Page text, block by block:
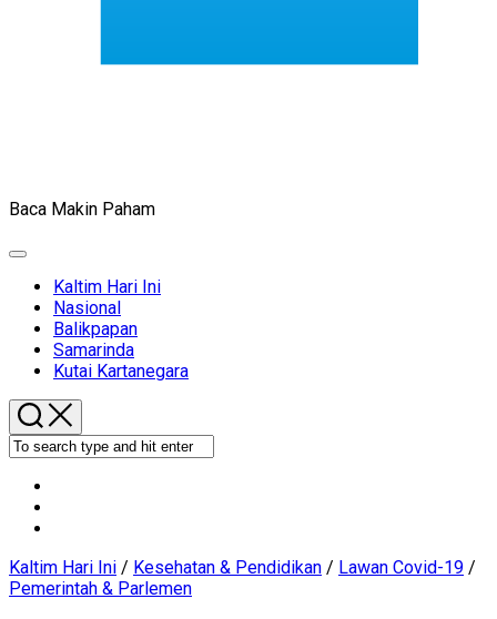
Baca Makin Paham
Expand
Current
Page
Parent
Kaltim Hari Ini
Nasional
Balikpapan
Samarinda
Kutai Kartanegara
Kaltim Hari Ini / Kesehatan & Pendidikan / Lawan Covid-19 /
Pemerintah & Parlemen